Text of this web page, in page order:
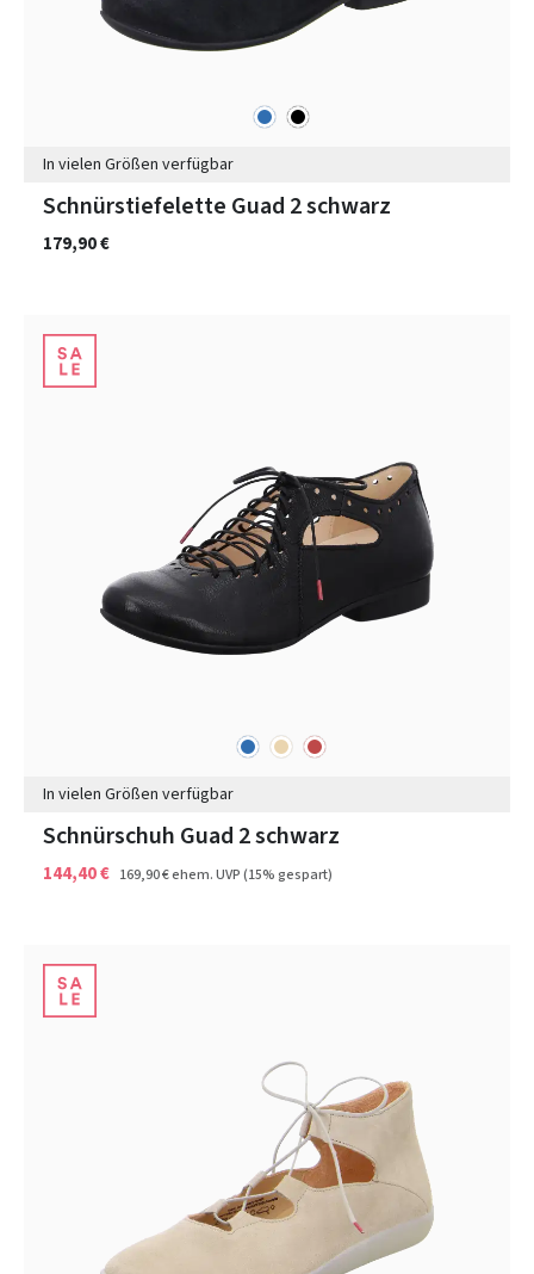
blau schwarz
In vielen Größen verfügbar
Schnürstiefelette Guad 2 schwarz
179,90 €
blau beigerot
In vielen Größen verfügbar
Schnürschuh Guad 2 schwarz
144,40 € 169,90 €ehem. UVP(15% gespart)